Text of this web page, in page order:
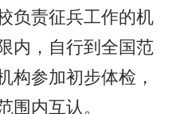
负责征兵工作的机
内，自行到全国范
构参加初步体检，
内互认。